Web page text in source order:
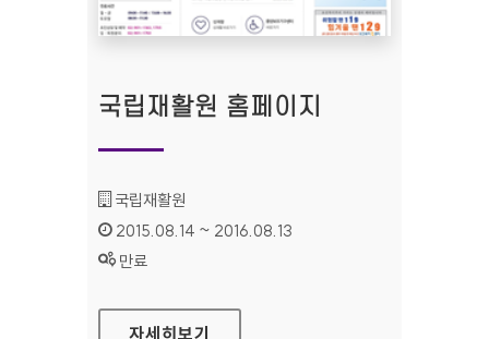
국립재활원 홈페이지
기관명 :
국립재활원
인증기간 :
2015.08.14 ~ 2016.08.13
상태 :
만료
국립재활원 홈페이지
자세히보기